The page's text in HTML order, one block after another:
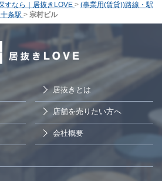
すなら｜居抜きLOVE > (事業用(賃貸))路線・駅
条駅 > 宗村ビル
居抜きとは
店舗を売りたい方へ
会社概要